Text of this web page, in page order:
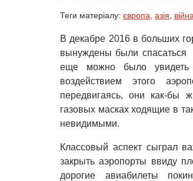
Теги матеріалу: європа азія війна
В декабре 2016 в больших
вынуждены были спасаться
еще можно было увидеть
воздействием этого
передвигаясь, они как-бы
газовых масках ходящие в
невидимыми.
Классовый аспект сыграл
закрыть аэропорты ввиду
дорогие авиабилеты